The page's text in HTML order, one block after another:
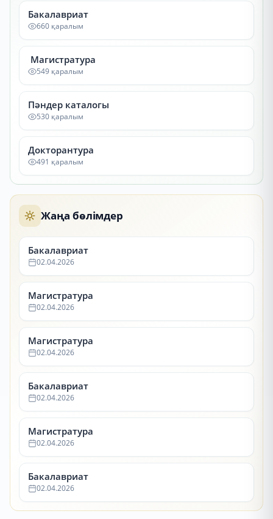
Бакалавриат
660 қаралым
Магистратура
549 қаралым
Пәндер каталогы
530 қаралым
Докторантура
491 қаралым
Жаңа бөлімдер
Бакалавриат
02.04.2026
Магистратура
02.04.2026
Магистратура
02.04.2026
Бакалавриат
02.04.2026
Магистратура
02.04.2026
Бакалавриат
02.04.2026